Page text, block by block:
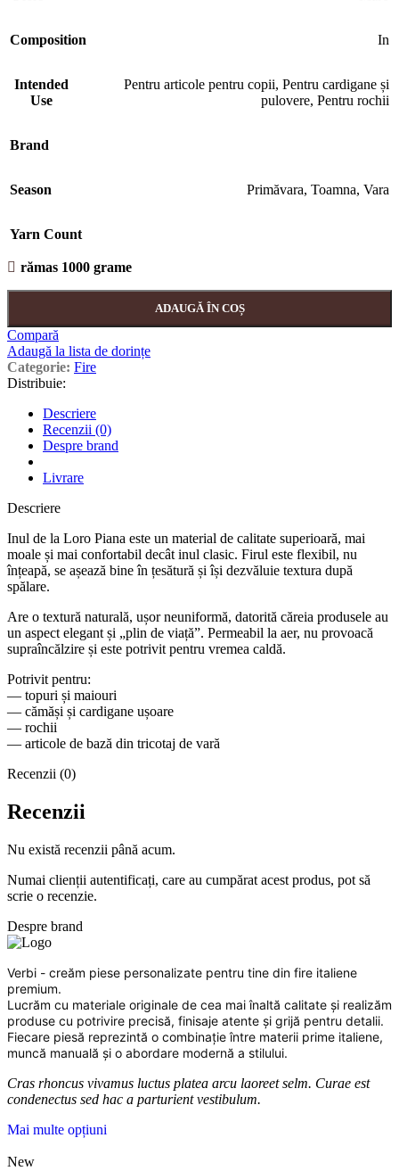
Composition In
Intended
Use
Pentru articole pentru copii, Pentru cardigane și
pulovere, Pentru rochii
Brand
Season Primăvara, Toamna, Vara
Yarn Count
rămas 1000 grame
ADAUGĂ ÎN COȘ
Compară
Adaugă la lista de dorințe
Categorie: Fire
Distribuie:
Descriere
Recenzii (0)
Despre brand
Livrare
Descriere
Inul de la Loro Piana este un material de calitate superioară, mai
moale și mai confortabil decât inul clasic. Firul este flexibil, nu
înțeapă, se așează bine în țesătură și își dezvăluie textura după
spălare.
Are o textură naturală, ușor neuniformă, datorită căreia produsele au
un aspect elegant și „plin de viață”. Permeabil la aer, nu provoacă
supraîncălzire și este potrivit pentru vremea caldă.
Potrivit pentru:
— topuri și maiouri
— cămăși și cardigane ușoare
— rochii
— articole de bază din tricotaj de vară
Recenzii (0)
Recenzii
Nu există recenzii până acum.
Numai clienții autentificați, care au cumpărat acest produs, pot să
scrie o recenzie.
Despre brand
Verbi - creăm piese personalizate pentru tine din fire italiene
premium.
Lucrăm cu materiale originale de cea mai înaltă calitate și realizăm
produse cu potrivire precisă, finisaje atente și grijă pentru detalii.
Fiecare piesă reprezintă o combinație între materii prime italiene,
muncă manuală și o abordare modernă a stilului.
Cras rhoncus vivamus luctus platea arcu laoreet selm. Curae est
condenectus sed hac a parturient vestibulum.
Mai multe opțiuni
New